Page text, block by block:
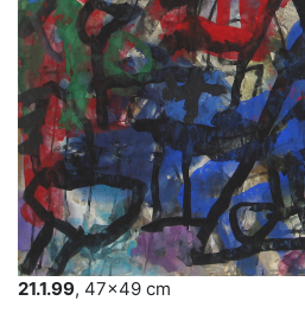
21.1.99, 47×49 cm